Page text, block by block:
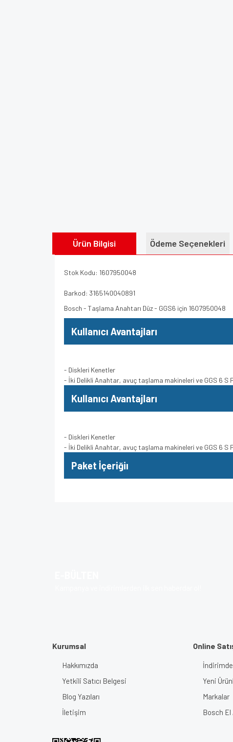
Ürün Bilgisi Ödeme Seçenekleri
Stok Kodu: 1607950048
Barkod: 3165140040891
Bosch - Taşlama Anahtarı Düz - GGS6 için 1607950048
Kullanıcı Avantajları
- Diskleri Kenetler
- İki Delikli Anahtar, avuç taşlama makineleri ve GGS 6
Kullanıcı Avantajları
- Diskleri Kenetler
- İki Delikli Anahtar, avuç taşlama makineleri ve GGS 6
Paket İçeriğiı
Kurumsal
Hakkımızda
Yetkili Satıcı Belgesi
Blog Yazıları
İletişim
Online
Yeni
Markalar
Bosch